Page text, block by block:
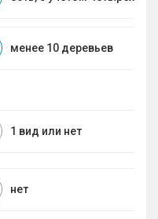
менее 10 деревьев
1 вид или нет
нет